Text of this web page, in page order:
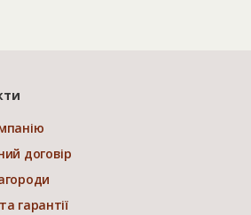
договір
гарантії